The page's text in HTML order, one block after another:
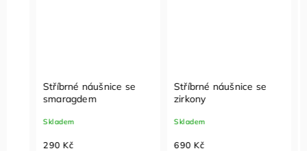
Stříbrné náušnice se
smaragdem
Skladem
290 Kč
Stříbrné náušnice se
zirkony
Skladem
690 Kč